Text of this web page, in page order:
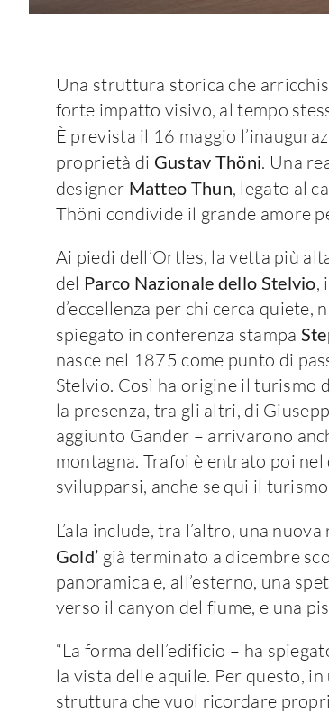
Una struttura storica che
forte impatto visivo, al tempo
È prevista il 16 maggio
proprietà di Gustav Thöni. Una
designer Matteo Thun, legato al
Thöni condivide il grande amore
Ai piedi dell’Ortles, la vetta più
del Parco Nazionale dello Stelvio,
d’eccellenza per chi cerca
spiegato in conferenza stampa
nasce nel 1875 come punto di
Stelvio. Così ha origine il turismo
la presenza, tra gli altri, di
aggiunto Gander – arrivarono
montagna. Trafoi è entrato poi
svilupparsi, anche se qui il
L’ala include, tra l’altro, una
Gold’ già terminato a dicembre
panoramica e, all’esterno, una
verso il canyon del fiume, e una
“La forma dell’edificio – ha
la vista delle aquile. Per questo,
struttura che vuol ricordare